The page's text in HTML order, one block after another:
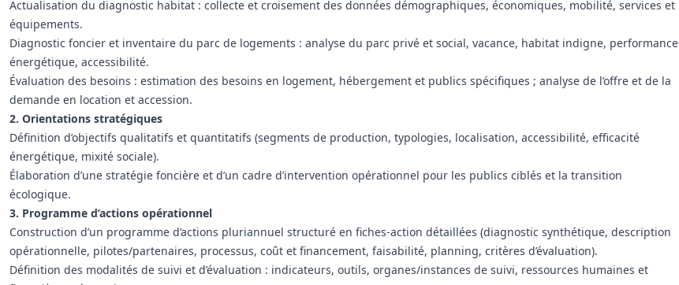
Actualisation du diagnostic habitat : collecte et croisement des données démographiques, économiques, mobilité, services et
équipements.
Diagnostic foncier et inventaire du parc de logements : analyse du parc privé et social, vacance, habitat indigne, performance
énergétique, accessibilité.
Évaluation des besoins : estimation des besoins en logement, hébergement et publics spécifiques ; analyse de l’offre et de la
demande en location et accession.
2. Orientations stratégiques
Définition d’objectifs qualitatifs et quantitatifs (segments de production, typologies, localisation, accessibilité, efficacité
énergétique, mixité sociale).
Élaboration d’une stratégie foncière et d’un cadre d’intervention opérationnel pour les publics ciblés et la transition
écologique.
3. Programme d’actions opérationnel
Construction d’un programme d’actions pluriannuel structuré en fiches-action détaillées (diagnostic synthétique, description
opérationnelle, pilotes/partenaires, processus, coût et financement, faisabilité, planning, critères d’évaluation).
Définition des modalités de suivi et d’évaluation : indicateurs, outils, organes/instances de suivi, ressources humaines et